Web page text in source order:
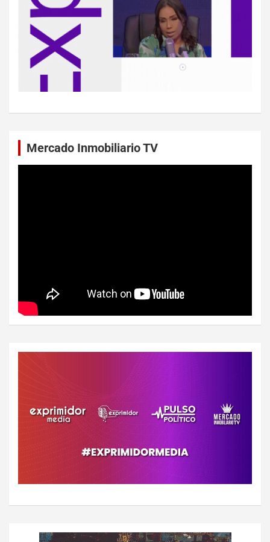
Mercado Inmobiliario TV